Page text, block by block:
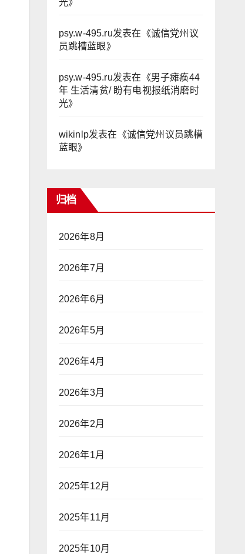
光》
psy.w-495.ru发表在《诚信党州议
员跳槽蓝眼》
psy.w-495.ru发表在《男子瘫痪44
年 生活清贫/ 盼有电视报纸消磨时
光》
wikinlp发表在《诚信党州议员跳槽
蓝眼》
归档
2026年8月
2026年7月
2026年6月
2026年5月
2026年4月
2026年3月
2026年2月
2026年1月
2025年12月
2025年11月
2025年10月